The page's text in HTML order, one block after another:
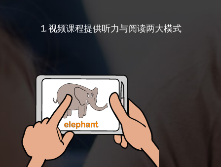
1. 视频课程提供听力与阅读两大模式